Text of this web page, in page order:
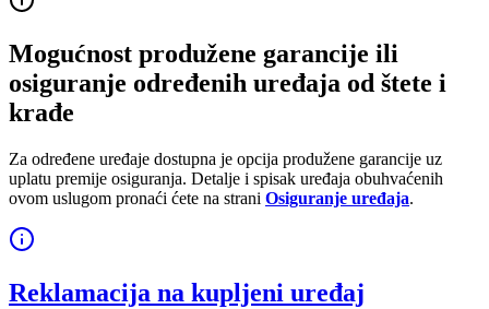
Mogućnost produžene garancije ili
osiguranje određenih uređaja od štete i
krađe
Za određene uređaje dostupna je opcija produžene garancije uz
uplatu premije osiguranja. Detalje i spisak uređaja obuhvaćenih
ovom uslugom pronaći ćete na strani Osiguranje uređaja.
Reklamacija na kupljeni uređaj